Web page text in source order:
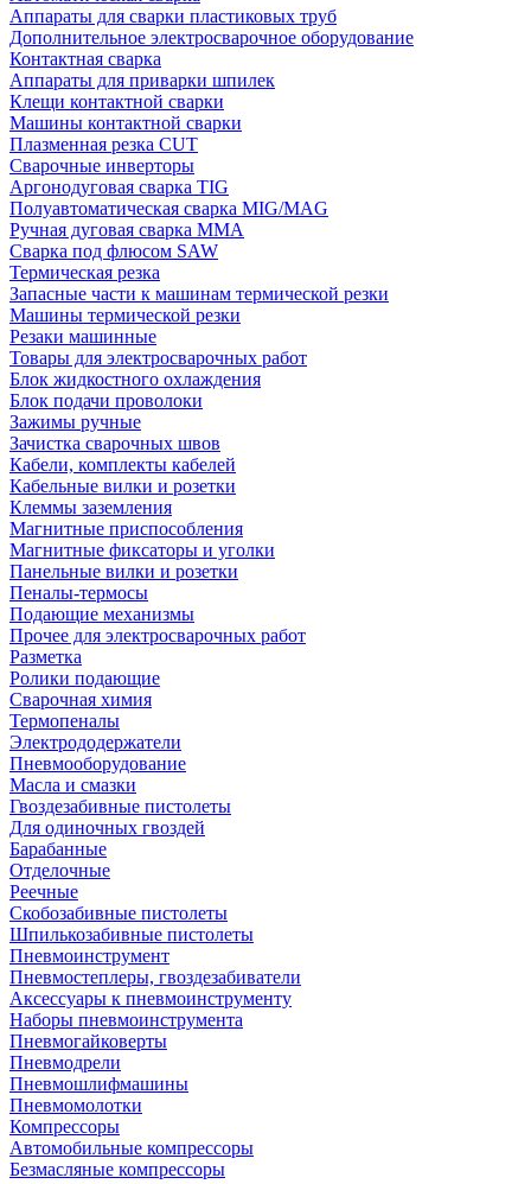
Аппараты для сварки пластиковых труб
Дополнительное электросварочное оборудование
Контактная сварка
Аппараты для приварки шпилек
Клещи контактной сварки
Машины контактной сварки
Плазменная резка CUT
Сварочные инверторы
Аргонодуговая сварка TIG
Полуавтоматическая сварка MIG/MAG
Ручная дуговая сварка MMA
Сварка под флюсом SAW
Термическая резка
Запасные части к машинам термической резки
Машины термической резки
Резаки машинные
Товары для электросварочных работ
Блок жидкостного охлаждения
Блок подачи проволоки
Зажимы ручные
Зачистка сварочных швов
Кабели, комплекты кабелей
Кабельные вилки и розетки
Клеммы заземления
Магнитные приспособления
Магнитные фиксаторы и уголки
Панельные вилки и розетки
Пеналы-термосы
Подающие механизмы
Прочее для электросварочных работ
Разметка
Ролики подающие
Сварочная химия
Термопеналы
Электрододержатели
Пневмооборудование
Масла и смазки
Гвоздезабивные пистолеты
Для одиночных гвоздей
Барабанные
Отделочные
Реечные
Скобозабивные пистолеты
Шпилькозабивные пистолеты
Пневмоинструмент
Пневмостеплеры, гвоздезабиватели
Аксессуары к пневмоинструменту
Наборы пневмоинструмента
Пневмогайковерты
Пневмодрели
Пневмошлифмашины
Пневмомолотки
Компрессоры
Автомобильные компрессоры
Безмасляные компрессоры